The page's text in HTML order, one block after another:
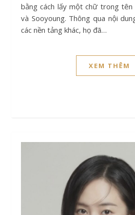
bằng cách lấy một chữ trong tên
và Sooyoung. Thông qua nội
các nền tảng khác, họ đã…
XEM THÊM